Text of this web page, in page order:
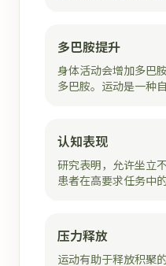
多巴胺提升
身体活动会增加多巴
多巴胺。运动是一种
认知表现
研究表明，允许坐立
患者在高要求任务中
压力释放
运动有助于释放积聚